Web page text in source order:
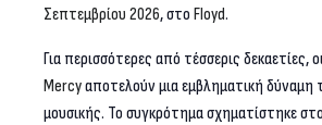
Σεπτεμβρίου 2026, στο Floyd.
Για περισσότερες από τέσσερις δεκαετίες,
Mercyαποτελούν μια εμβληματική δύναμη
μουσικής. Το συγκρότημα σχηματίστηκε στο